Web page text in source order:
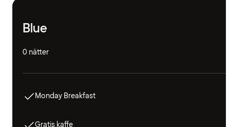
Blue
0 nätter
Monday Breakfast
Gratis kaffe